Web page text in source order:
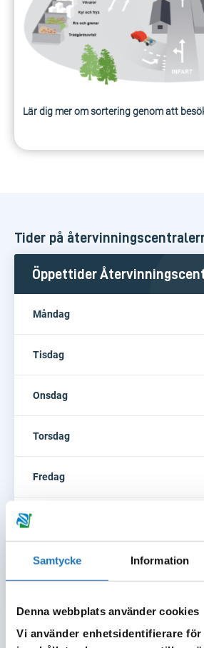
Samtycke Information
Denna webbplats använder cookies
Vi använder enhetsidentifierare för
Lär dig mer om sortering genom att
Tider på
Öppettider
​Måndag
Tisdag
Onsdag
Torsdag
Fredag
Söndag (tom 31/3)